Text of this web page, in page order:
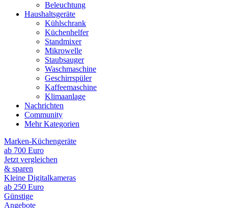
Beleuchtung
Haushaltsgeräte
Kühlschrank
Küchenhelfer
Standmixer
Mikrowelle
Staubsauger
Waschmaschine
Geschirrspüler
Kaffeemaschine
Klimaanlage
Nachrichten
Community
Mehr Kategorien
Marken-Küchengeräte
ab 700 Euro
Jetzt vergleichen
& sparen
Kleine Digitalkameras
ab 250 Euro
Günstige
Angebote